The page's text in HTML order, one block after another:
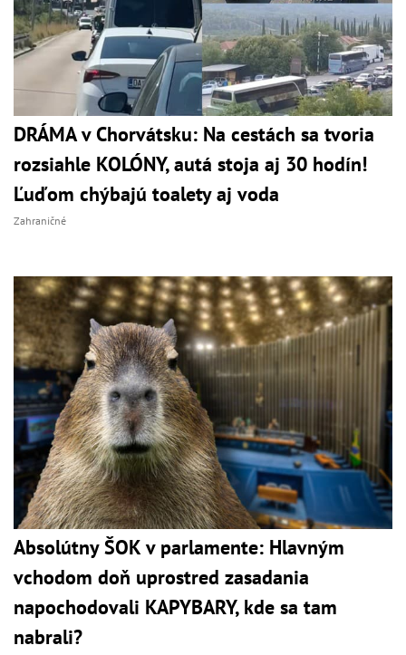
DRÁMA v Chorvátsku: Na cestách sa tvoria
rozsiahle KOLÓNY, autá stoja aj 30 hodín!
Ľuďom chýbajú toalety aj voda
Zahraničné
Absolútny ŠOK v parlamente: Hlavným
vchodom doň uprostred zasadania
napochodovali KAPYBARY, kde sa tam
nabrali?